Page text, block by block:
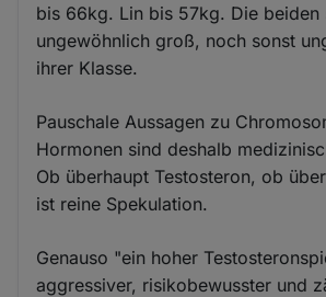
bis 66kg. Lin bis 57kg. Die beiden
ungewöhnlich groß, noch sonst
ihrer Klasse.
Pauschale Aussagen zu
Hormonen sind deshalb
Ob überhaupt Testosteron, ob
ist reine Spekulation.
Genauso "ein hoher
aggressiver, risikobewusster und